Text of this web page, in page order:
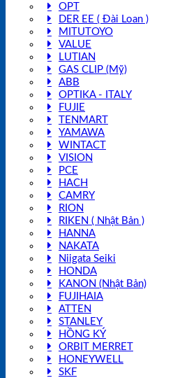
OPT
DER EE ( Đài Loan )
MITUTOYO
VALUE
LUTIAN
GAS CLIP (Mỹ)
ABB
OPTIKA - ITALY
FUJIE
TENMART
YAMAWA
WINTACT
VISION
PCE
HACH
CAMRY
RION
RIKEN ( Nhật Bản )
HANNA
NAKATA
Niigata Seiki
HONDA
KANON (Nhật Bản)
FUJIHAIA
ATTEN
STANLEY
HỒNG KÝ
ORBIT MERRET
HONEYWELL
SKF